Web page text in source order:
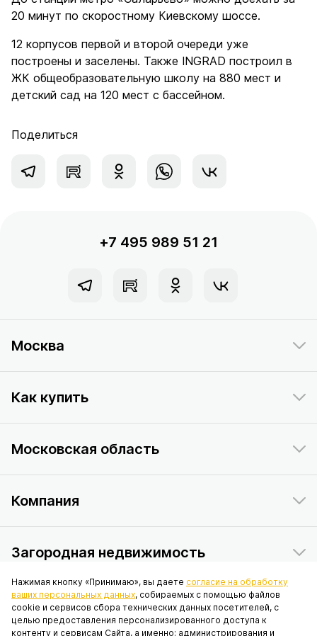
20 минут по скоростному Киевскому шоссе.
12 корпусов первой и второй очереди уже
построены и заселены. Также INGRAD построил в
ЖК общеобразовательную школу на 880 мест и
детский сад на 120 мест с бассейном.
Поделиться
+7 495 989 51 21
Москва
Как купить
Московская область
Компания
Загородная недвижимость
Данный интернет-сайт носит исключительно информационный
характер и ни при каких условиях не является публичной офертой,
определяемой положениями статьи 437 Гражданского кодекса
Нажимая кнопку «Принимаю», вы даете согласие на обработку
ваших персональных данных, собираемых с помощью файлов
cookie и сервисов сбора технических данных посетителей, с
целью предоставления персонализированного доступа к
контенту и сервисам Сайта, а именно: администрирования и